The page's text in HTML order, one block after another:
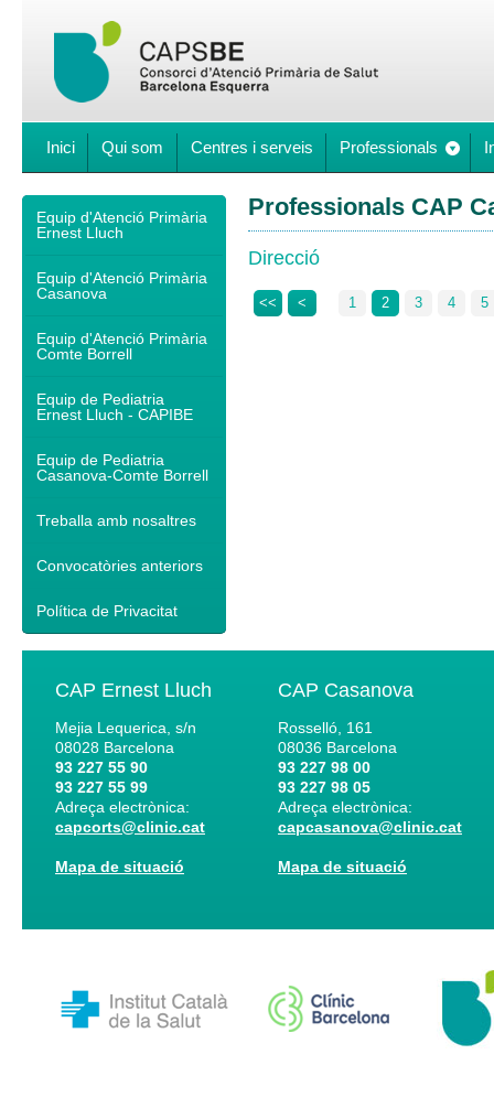
Inici Qui som Centres i serveis Professionals
Equip d'Atenció Primària
Ernest Lluch
Equip d'Atenció Primària
Casanova
Equip d'Atenció Primària
Comte Borrell
Equip de Pediatria
Ernest Lluch - CAPIBE
Equip de Pediatria
Casanova-Comte Borrell
Treballa amb nosaltres
Convocatòries anteriors
Política de Privacitat
Professionals CAP
Direcció
<< < 1 2 3 4 5
CAP Ernest Lluch
Mejia Lequerica, s/n
08028 Barcelona
93 227 55 90
93 227 55 99
Adreça electrònica:
capcorts@clinic.cat
Mapa de situació
CAP Casanova
Rosselló, 161
08036 Barcelona
93 227 98 00
93 227 98 05
Adreça electrònica:
capcasanova@clinic.cat
Mapa de situació